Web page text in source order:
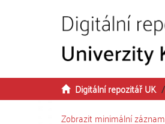
Digitální repozitář UK
Zobrazit minimální záznam